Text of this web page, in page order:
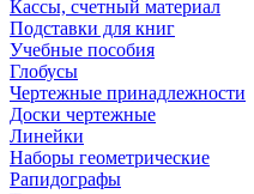
Кассы, счетный материал
Подставки для книг
Учебные пособия
Глобусы
Чертежные принадлежности
Доски чертежные
Линейки
Наборы геометрические
Рапидографы